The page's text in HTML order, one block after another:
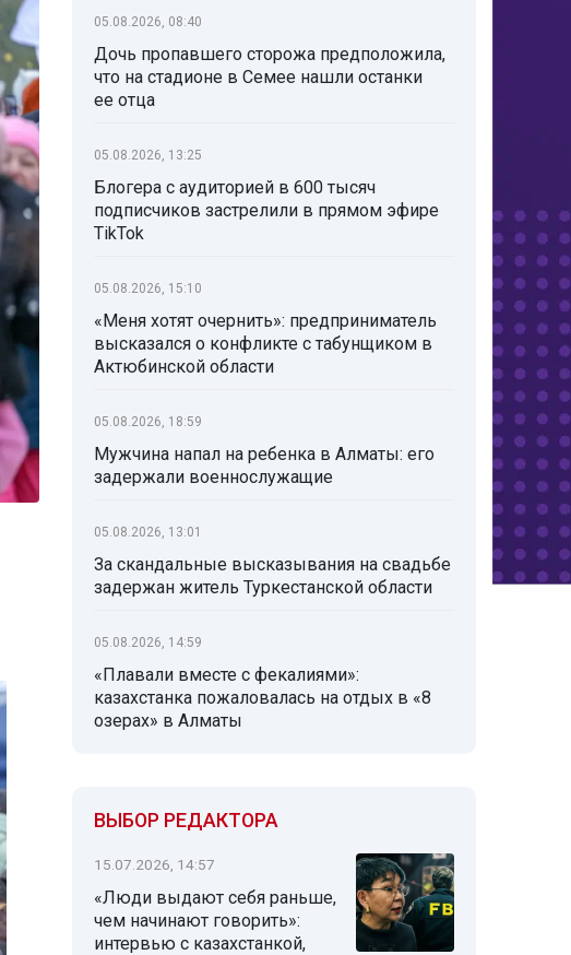
05.08.2026, 08:40
Дочь пропавшего сторожа предположила,
что на стадионе в Семее нашли останки
ее отца
05.08.2026, 13:25
Блогера с аудиторией в 600 тысяч
подписчиков застрелили в прямом эфире
TikTok
05.08.2026, 15:10
«Меня хотят очернить»: предприниматель
высказался о конфликте с табунщиком в
Актюбинской области
05.08.2026, 18:59
Мужчина напал на ребенка в Алматы: его
задержали военнослужащие
05.08.2026, 13:01
За скандальные высказывания на свадьбе
задержан житель Туркестанской области
05.08.2026, 14:59
«Плавали вместе с фекалиями»:
казахстанка пожаловалась на отдых в «8
озерах» в Алматы
ВЫБОР РЕДАКТОРА
15.07.2026, 14:57
«Люди выдают себя раньше,
чем начинают говорить»:
интервью с казахстанкой,